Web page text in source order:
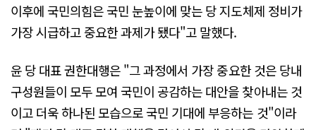
이후에 국민의힘은 국민 눈높이에 맞는 당 지도체제 정비가
가장 시급하고 중요한 과제가 됐다"고 말했다.
윤 당 대표 권한대행은 "그 과정에서 가장 중요한 것은 당내
구성원들이 모두 모여 국민이 공감하는 대안을 찾아내는 것
이고 더욱 하나된 모습으로 국민 기대에 부응하는 것"이라